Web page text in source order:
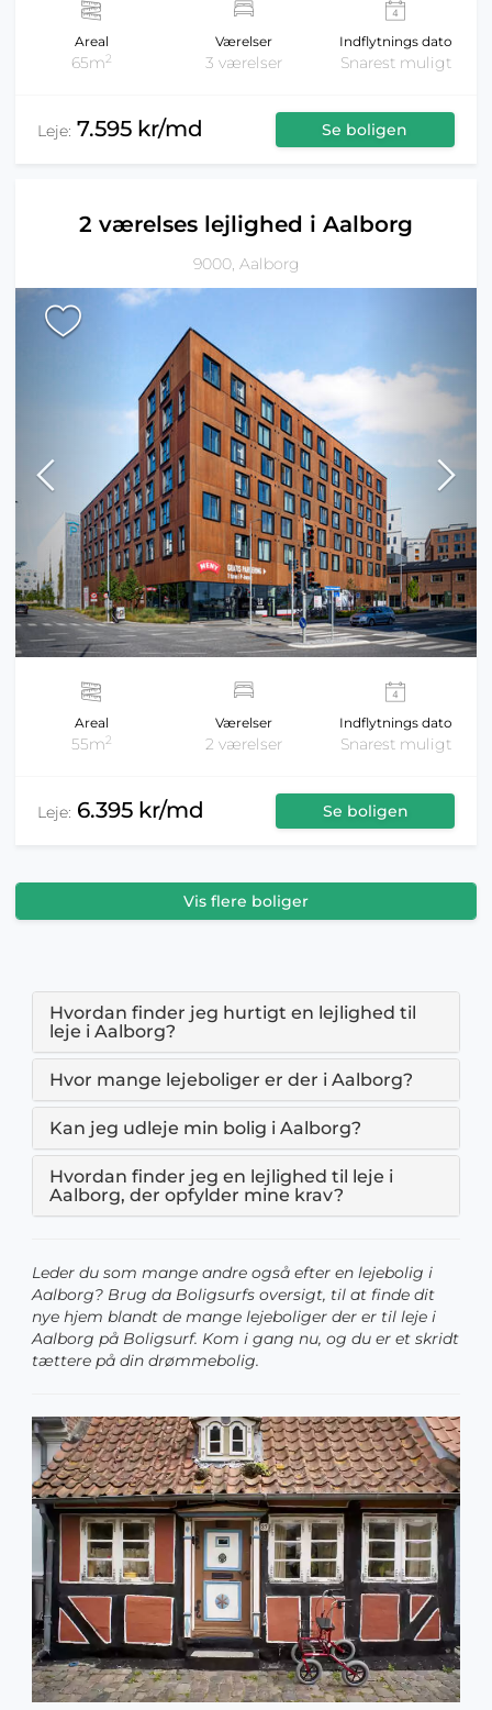
Areal
65m2
Værelser
3 værelser
Indflytnings dato
Snarest muligt
Leje: 7.595 kr/md Se boligen
2 værelses lejlighed i Aalborg
9000, Aalborg
Areal
55m2
Værelser
2 værelser
Indflytnings dato
Snarest muligt
Leje: 6.395 kr/md Se boligen
Vis flere boliger
Hvordan finder jeg hurtigt en lejlighed til
leje i Aalborg?
Hvor mange lejeboliger er der i Aalborg?
Kan jeg udleje min bolig i Aalborg?
Hvordan finder jeg en lejlighed til leje i
Aalborg, der opfylder mine krav?
Leder du som mange andre også efter en lejebolig i
Aalborg? Brug da Boligsurfs oversigt, til at finde dit
nye hjem blandt de mange lejeboliger der er til leje i
Aalborg på Boligsurf. Kom i gang nu, og du er et skridt
tættere på din drømmebolig.